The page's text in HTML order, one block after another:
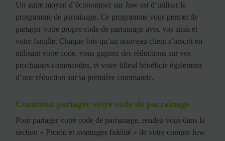
Un autre moyen d’économiser sur Jow est d’utiliser le
programme de parrainage. Ce programme vous permet de
partager votre propre code de parrainage avec vos amis et
votre famille. Chaque fois qu’un nouveau client s’inscrit en
utilisant votre code, vous gagnez des réductions sur vos
prochaines commandes, et votre filleul bénéficie également
d’une réduction sur sa première commande.
Comment partager votre code de parrainage
Pour partager votre code de parrainage, rendez-vous dans la
section « Promo et avantages fidélité » de votre compte Jow.